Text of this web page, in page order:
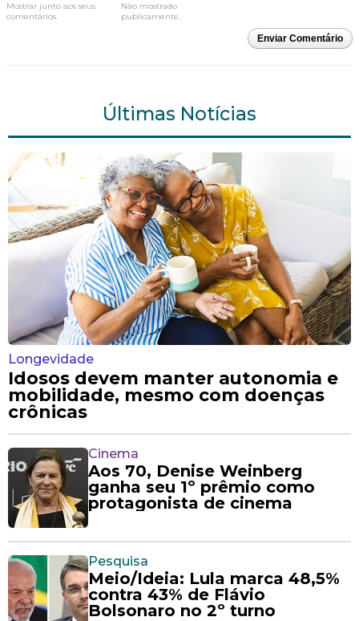
Mostrar junto aos seus
comentários.
Não mostrado
publicamente.
Enviar Comentário
Últimas Notícias
Longevidade
Idosos devem manter autonomia e
mobilidade, mesmo com doenças
crônicas
Cinema
Aos 70, Denise Weinberg
ganha seu 1º prêmio como
protagonista de cinema
Pesquisa
Meio/Ideia: Lula marca 48,5%
contra 43% de Flávio
Bolsonaro no 2º turno